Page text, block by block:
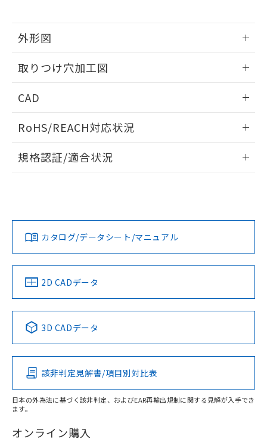
外形図
取りつけ穴加工図
CAD
ドすることができます。
ログイン/会員登録
ダウンロードデータをご利用いただく前に、以下を必ずお読
みください。
ソフトウェアの使用条件
RoHS/REACH対応状況
EU RoHS 注意事項・凡例
対応済み
中国 RoHS 注意事項・凡例
Pb Hg Cd Cr(VI)
O
在庫等で未対応品が混在する可能性があります。
規格認証/適合状況
LR型式承認
（イギリス
船舶規格）
DNV型式承認
（ノルウェー
BV型式承認
（フランス
KR型式
（韓国
No No No No
この製品の規格認証/適合状況ページへ
その他の認証はこちらのページからご検索ください
カタログ/データシート/マニュアル
2D CADデータ
3D CADデータ
該非判定見解書/項目別対比表
日本の外為法に基づく該非判定、およびEAR再輸出規制に関する見解が入手でき
ます。
オンライン購入
品・サービスに関するお客様との取
の共同利用に関して"
用者の範囲」に記載されている法人を
EU RoHS指令（10物質）の非含有証明書
51物質の非含有証明書（当社基準）
※本証明書は発行日時点で非含有を証明す
物質の対応では、対応完了までの期間は出
荷製品に未対応品が混在することから備考
欄に対応日を記載しておりました。
既に当社にて対応品への在庫切替を完了